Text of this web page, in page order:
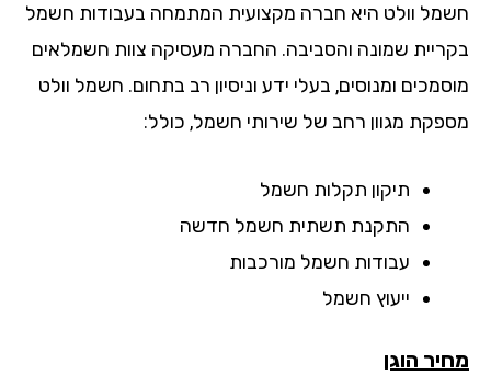
וולט היא חברה מקצועית המתמחה בעבודות חשמל
שמונה והסביבה. החברה מעסיקה צוות חשמלאים
ומנוסים, בעלי ידע וניסיון רב בתחום. חשמל וולט
מגוון רחב של שירותי חשמל, כולל:
תיקון תקלות חשמל
התקנת תשתית חשמל חדשה
עבודות חשמל מורכבות
ייעוץ חשמל
הוגן